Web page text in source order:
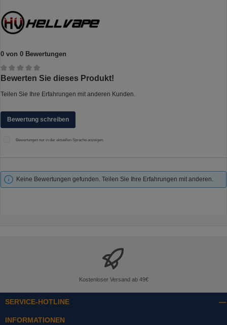
0 von 0 Bewertungen
Durchschnittliche Bewertung von 0 von 5 Sternen
Bewerten Sie dieses Produkt!
Teilen Sie Ihre Erfahrungen mit anderen Kunden.
Bewertung schreiben
Bewertungen nur in der aktuellen Sprache anzeigen.
Keine Bewertungen gefunden. Teilen Sie Ihre Erfahrungen mit anderen.
Kostenloser Versand ab 49€
SERVICE-HOTLINE
INFORMATIONEN